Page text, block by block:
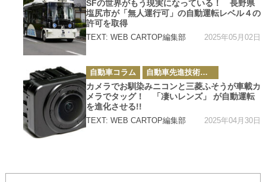
リ
ー
SFの世界がもう現実になっている！ 長野県
塩尻市が「無人運行可」の自動運転レベル４の
許可を取得
TEXT: WEB CARTOP編集部 2025年05月02日
カ
テ
ゴ
リ
ー
自動車コラム 自動車先進技術・テクノロジーニュース
カメラでお馴染みニコンと三菱ふそうが車載カ
メラでタッグ！ 「凄いレンズ」 が自動運転
を進化させる!!
TEXT: WEB CARTOP編集部 2025年04月30日